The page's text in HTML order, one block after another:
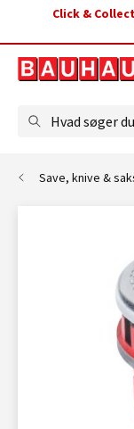
Click &
Hvad søger
Save, knive &